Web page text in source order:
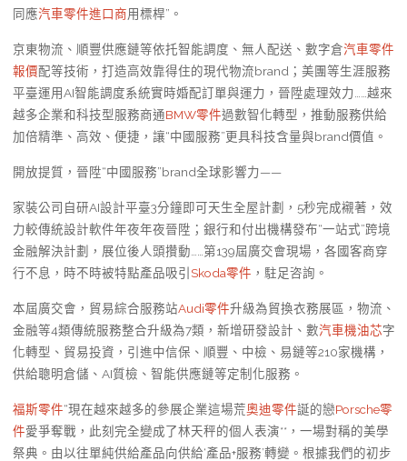
同應汽車零件進口商用標桿”。
京東物流、順豐供應鏈等依托智能調度、無人配送、數字倉汽車零件
報價配等技術，打造高效靠得住的現代物流brand；美團等生涯服務
平臺運用AI智能調度系統實時婚配訂單與運力，晉陞處理效力……越來
越多企業和科技型服務商通BMW零件過數智化轉型，推動服務供給
加倍精準、高效、便捷，讓“中國服務”更具科技含量與brand價值。
開放提質，晉陞“中國服務”brand全球影響力——
家裝公司自研AI設計平臺3分鐘即可天生全屋計劃，5秒完成襯著，效
力較傳統設計軟件年夜年夜晉陞；銀行和付出機構發布“一站式”跨境
金融解決計劃，展位後人頭攢動……第139屆廣交會現場，各國客商穿
行不息，時不時被特點產品吸引 Skoda零件 ，駐足咨詢。
本屆廣交會，貿易綜合服務站Audi零件升級為貿換衣務展區，物流、
金融等4類傳統服務整合升級為7類，新增研發設計、數汽車機油芯字
化轉型、貿易投資，引進中信保、順豐、中檢、易鏈等210家機構，
供給聰明倉儲、AI質檢、智能供應鏈等定制化服務。
福斯零件“現在越來越多的參展企業這場荒奧迪零件誕的戀Porsche零
件愛爭奪戰，此刻完全變成了林天秤的個人表演**，一場對稱的美學
祭典。由以往單純供給產品向供給‘產品+服務’轉變。根據我們的初步